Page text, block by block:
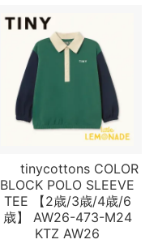
tinycottons COLOR
BLOCK POLO SLEEVE
TEE 【2歳/3歳/4歳/6
歳】 AW26-473-M24
KTZ AW26